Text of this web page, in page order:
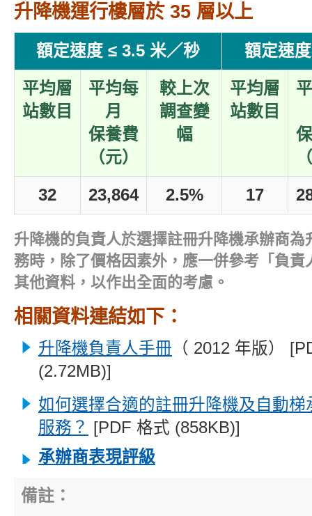
升降機運行樓層於 35 層以上
額定速度 ≤ 3.5 米／秒 額定速
平均層
站數目
平均每
月
保養費
（元）
較上次
調查變
幅
平均層
站數目
32 23,864 2.5% 17
升降機的負責人於選擇註冊升降機承辦商為
務時，除了價格因素外，應一併參考「負責
其他資料，以作出全面的考慮。
相關資料連結如下：
升降機負責人手冊 （ 2012 年版）
(2.72MB)]
如何選擇合適的註冊升降機及自動梯
服務？ [PDF 格式 (858KB)]
承辦商表現評級
備註：